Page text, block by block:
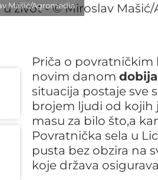
Mašić/Agromedia
Priča o povratničkim
novim danom
situacija postaje sve
brojem ljudi od kojih
masu za bilo što,a
Povratnička sela u
pusta bez obzira na
koje država